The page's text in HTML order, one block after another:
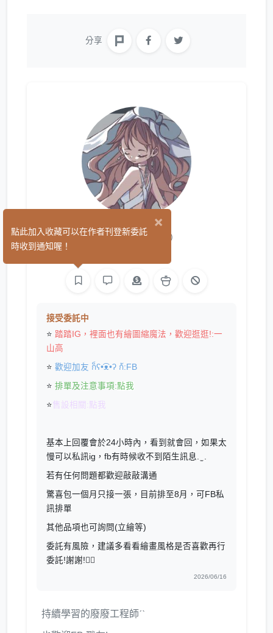
分享
yi山高 (5)
接受委託中
⭐ 踏踏IG，裡面也有繪圖縮魔法，歡迎逛逛!:一
山高
⭐ 歡迎加友 ก็ʕ•͡ᴥ•ʔ ก้: FB
⭐ 排單及注意事項:點我
⭐售設相關: 點我
基本上回覆會於24小時內，看到就會回，如果太
慢可以私訊ig，fb有時候收不到陌生訊息. ̫ .
若有任何問題都歡迎敲敲溝通
驚喜包一個月只接一張，目前排至8月，可FB私
訊排單
其他品項也可詢問(立繪等)
委託有風險，建議多看看繪畫風格是否喜歡再行
委託!謝謝!❤️‍🔥
2026/06/16
持續學習的廢廢工程師ˊˋ
×
點此加入收藏可以在作者刊登新委託
時收到通知喔！